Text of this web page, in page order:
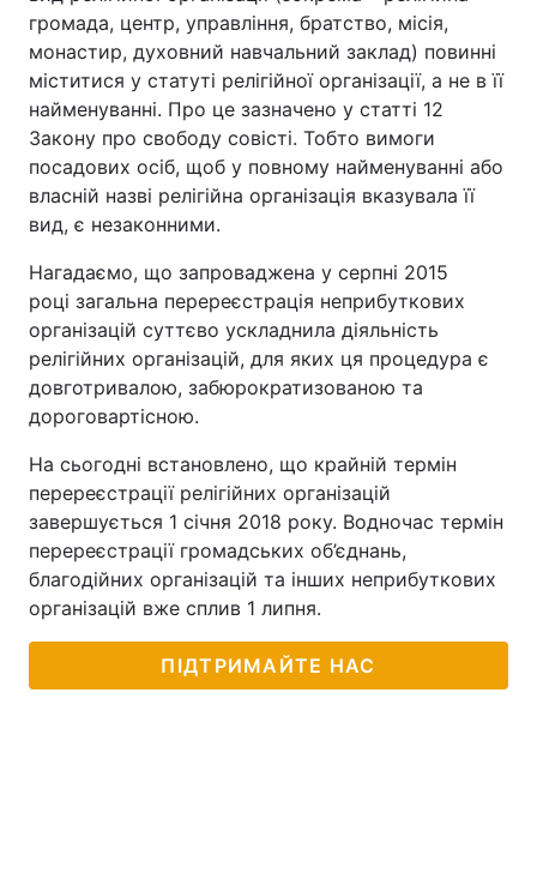
громада, центр, управління, братство, місія,
монастир, духовний навчальний заклад) повинні
міститися у статуті релігійної організації, а не в її
найменуванні. Про це зазначено у статті 12
Закону про свободу совісті. Тобто вимоги
посадових осіб, щоб у повному найменуванні або
власній назві релігійна організація вказувала її
вид, є незаконними.
Нагадаємо, що запроваджена у серпні 2015
році загальна перереєстрація неприбуткових
організацій суттєво ускладнила діяльність
релігійних організацій, для яких ця процедура є
довготривалою, забюрократизованою та
дороговартісною.
На сьогодні встановлено, що крайній термін
перереєстрації релігійних організацій
завершується 1 січня 2018 року. Водночас термін
перереєстрації громадських об’єднань,
благодійних організацій та інших неприбуткових
організацій вже сплив 1 липня.
ПІДТРИМАЙТЕ НАС